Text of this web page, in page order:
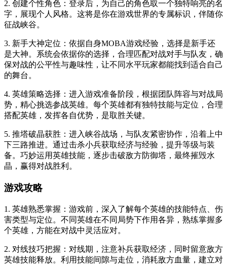
2. 创建个性角色：登录后，为自己的角色取一个独特响亮的名
字，展现个人风格。这将是你在游戏世界的专属标识，伴随你
征战峡谷。
3. 新手大神定位：依据自身MOBA游戏经验，选择是新手还
是大神。系统会依据你的选择，合理匹配对战对手与队友，确
保对战的公平性与趣味性，让不同水平玩家都能找到适合自己
的舞台。
4. 英雄策略选择：进入游戏准备阶段，根据团队阵容与对战局
势，精心挑选参战英雄。每个英雄都有独特技能与定位，合理
搭配英雄，发挥各自优势，是取胜关键。
5. 推塔破晶获胜：进入峡谷战场，与队友紧密协作，沿着上中
下三路推进。通过击杀小兵获取经济与经验，提升等级与装
备。巧妙运用英雄技能，逐步击破敌方防御塔，最终摧毁水
晶，赢得对战胜利。
游戏攻略
1. 英雄熟悉掌握：游戏前，深入了解每个英雄的技能特点、伤
害类型与定位。不同英雄在不同局势下作用各异，熟练掌握多
个英雄，方能在对战中灵活应对。
2. 对线技巧把握：对线期，注意补兵获取经济，同时留意敌方
英雄技能释放。利用技能间隙与走位，消耗敌方血量，建立对